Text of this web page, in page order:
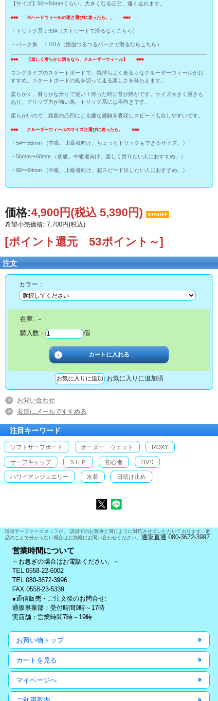
【サイズ】50〜54mmくらい。大きくなるほど、速く走れます。
■■■ ※ハードウィールの硬さ選びに迷ったら。。 ■■■
・トリック系：99A（ストリートで滑るならこちら）
・パーク系 ：101A（路面つるつるパークで滑るならこちら）
■■■ 【楽しく滑らかに滑るなら、クルーザーウィール】 ■■■
ロングタイプのスケートボードで、気持ちよく走るらなクルーザーウィールがお
すすめ。スケートボードの風を切って走る楽しさを味わえます。
柔らかく、滑らかな滑りで速い！滑った時に音が静かです。サイズ大きく重さも
あり、グリップ力が強い為、トリック系には不向きです。
柔らかいので、路面の凸凹による嫌な感触を吸収しスピードも出しやすいです。
■■■ クルーザーウィールのサイズさ選びに迷ったら。 ■■■
・54〜56mm （中級、上級者向け。ちょっとトリックもできるサイズ。）
・56mm〜60mm （初級、中級者向け。楽しく滑りたい人におすすめ。）
・60〜64mm （中級、上級者向け。超スピード出したい人におすすめ。）
価格:4,900円(税込 5,390円) 30%OFF
希望小売価格: 7,700円(税込)
[ポイント還元 53ポイント～]
注文
カラー：
在庫: －
購入数：
個
お気に入りに追加済
お問い合わせ
友達にメールですすめる
注目キーワード
ソフトサーフボード オーダー ウェット ROXY
サーフキャップ ＳＵＰ 初心者 DVD
ハワイアンジュエリー 水着 日焼け止め
現役サーファースタッフが、 店頭でのお買物と同じように対応させていただいております。商
品のことで分からない場合はお気軽にお問い合わせください。 通販直通 080-3672-3997
営業時間について
～お急ぎの場合はお電話ください。～
TEL 0558-22-6002
TEL 080-3672-3996
FAX 0558-23-5339
●通信販売・ご注文後のお問合せ:
通販事業部：受付時間9時～17時
実店舗：営業時間7時～19時
お買い物トップ
カートを見る
マイページへ